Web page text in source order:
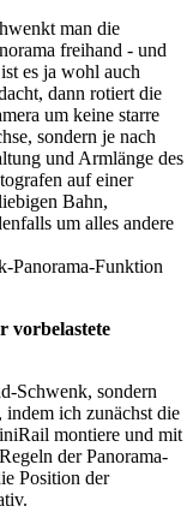
man die
freihand - und
es ja wohl auch
dann rotiert die
um keine starre
sondern je nach
und Armlänge des
auf einer
Bahn,
um alles andere
Panorama-Funktion
vorbelastete
Schwenk, sondern
ich zunächst die
montiere und mit
der Panorama-
Position der